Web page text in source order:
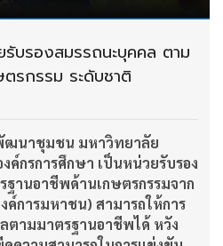
บรองสมรรถนะบุคคล ตาม
รกรรม ระดับชาติ
ฒนาชุมชน มหาวิทยาลัย
กรการศึกษา เป็นหน่วยรับรอง
านอาชีพด้านเกษตรกรรมจาก
การมหาชน) สามารถให้การ
ตามมาตรฐานอาชีพได้ หวัง